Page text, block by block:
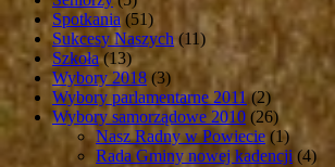
Spotkania (51)
Sukcesy Naszych (11)
Szkoła(13)
Wybory 2018 (3)
Wybory parlamentarne 2011(2)
Wybory samorządowe 2010 (26)
Nasz Radny w Powiecie (1)
Rada Gminy nowej kadencji (4)